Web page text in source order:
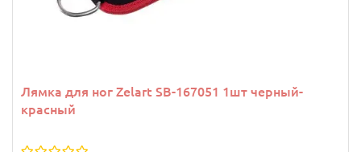
Лямка для ног Zelart SB-167051 1шт черный-
красный